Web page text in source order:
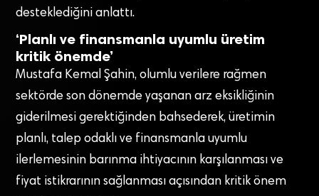
desteklediğini anlattı.
‘Planlı ve finansmanla uyumlu üretim
kritik önemde’
Mustafa Kemal Şahin, olumlu verilere rağmen
sektörde son dönemde yaşanan arz eksikliğinin
giderilmesi gerektiğinden bahsederek, üretimin
planlı, talep odaklı ve finansmanla uyumlu
ilerlemesinin barınma ihtiyacının karşılanması ve
fiyat istikrarının sağlanması açısından kritik önem